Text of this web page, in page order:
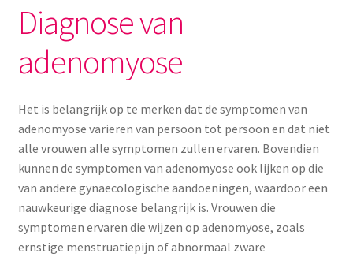
Diagnose van
adenomyose
Het is belangrijk op te merken dat de symptomen van
adenomyose variëren van persoon tot persoon en dat niet
alle vrouwen alle symptomen zullen ervaren. Bovendien
kunnen de symptomen van adenomyose ook lijken op die
van andere gynaecologische aandoeningen, waardoor een
nauwkeurige diagnose belangrijk is. Vrouwen die
symptomen ervaren die wijzen op adenomyose, zoals
ernstige menstruatiepijn of abnormaal zware